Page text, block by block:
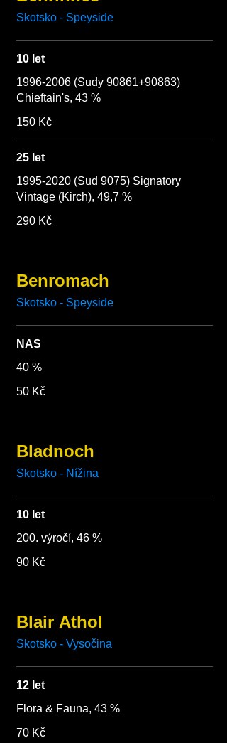
Skotsko - Speyside
10 let
1996-2006 (Sudy 90861+90863)
Chieftain's, 43 %
150 Kč
25 let
1995-2020 (Sud 9075) Signatory
Vintage (Kirch), 49,7 %
290 Kč
Benromach
Skotsko - Speyside
NAS
40 %
50 Kč
Bladnoch
Skotsko - Nížina
10 let
200. výročí, 46 %
90 Kč
Blair Athol
Skotsko - Vysočina
12 let
Flora & Fauna, 43 %
70 Kč